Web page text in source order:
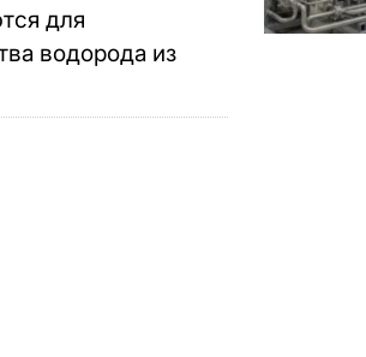
для
водорода из